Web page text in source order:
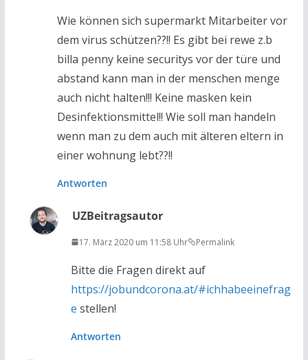
Wie können sich supermarkt Mitarbeiter vor
dem virus schützen??!! Es gibt bei rewe z.b
billa penny keine securitys vor der türe und
abstand kann man in der menschen menge
auch nicht halten!!! Keine masken kein
Desinfektionsmittel!! Wie soll man handeln
wenn man zu dem auch mit älteren eltern in
einer wohnung lebt??!!
Antworten
UZBeitragsautor
17. März 2020 um 11:58 Uhr Permalink
Bitte die Fragen direkt auf
https://jobundcorona.at/#ichhabeeinefrag
e stellen!
Antworten